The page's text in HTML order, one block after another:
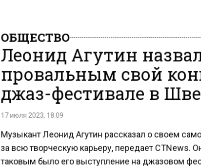
ОБЩЕСТВО
Леонид Агутин
провальным свой
джаз-фестивале в
17 июля 2023, 18:09
Музыкант Леонид Агутин рассказал о своем
за всю творческую карьеру, передает CTNews.
таковым было его выступление на джазовом